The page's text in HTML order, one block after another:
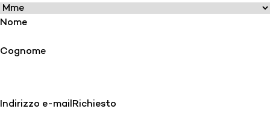
Nome
Cognome
Indirizzo e-mailRichiesto